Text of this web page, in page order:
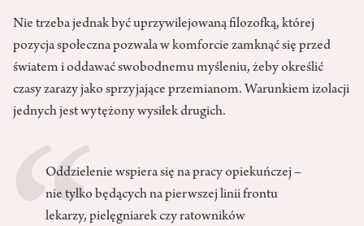
Nie trzeba jednak być uprzywilejowaną filozofką, której
pozycja społeczna pozwala w komforcie zamknąć się przed
światem i oddawać swobodnemu myśleniu, żeby określić
czasy zarazy jako sprzyjające przemianom. Warunkiem izolacji
jednych jest wytężony wysiłek drugich.
Oddzielenie wspiera się na pracy opiekuńczej –
nie tylko będących na pierwszej linii frontu
lekarzy, pielęgniarek czy ratowników